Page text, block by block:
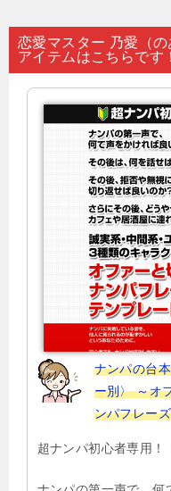
ナ
ビ
恋愛マスター 乃愛（
アイテムはこちらです！
ナンパの台
ー別〉 ～オ
ンパフレー
超ナンパ初心者専用！